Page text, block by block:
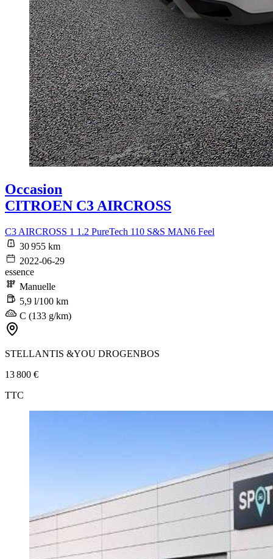
Occasion
CITROEN C3 AIRCROSS
C3 AIRCROSS 1 1.2 PureTech 110 S&S MAN6 Feel
30 955 km
2022-06-29
essence
Manuelle
5,9 l/100 km
C (133 g/km)
STELLANTIS &YOU DROGENBOS
13 800 €
TTC